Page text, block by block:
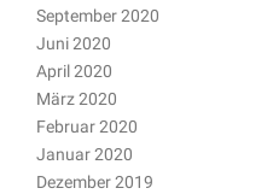
September 2020
Juni 2020
April 2020
März 2020
Februar 2020
Januar 2020
Dezember 2019